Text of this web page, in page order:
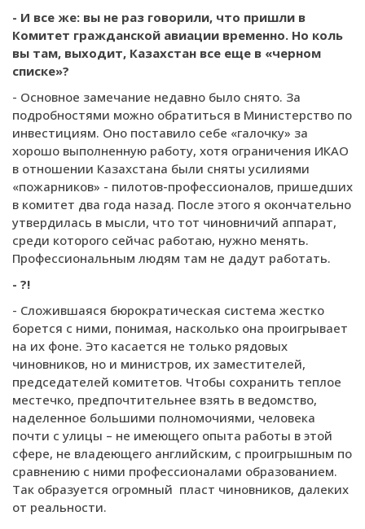
- И все же: вы не раз говорили, что пришли в
Комитет гражданской авиации временно. Но коль
вы там, выходит, Казахстан все еще в «черном
списке»?
- Основное замечание недавно было снято. За
подробностями можно обратиться в Министерство по
инвестициям. Оно поставило себе «галочку» за
хорошо выполненную работу, хотя ограничения ИКАО
в отношении Казахстана были сняты усилиями
«пожарников» - пилотов-профессионалов, пришедших
в комитет два года назад. После этого я окончательно
утвердилась в мысли, что тот чиновничий аппарат,
среди которого сейчас работаю, нужно менять.
Профессиональным людям там не дадут работать.
- ?!
- Сложившаяся бюрократическая система жестко
борется с ними, понимая, насколько она проигрывает
на их фоне. Это касается не только рядовых
чиновников, но и министров, их заместителей,
председателей комитетов. Чтобы сохранить теплое
местечко, предпочтительнее взять в ведомство,
наделенное большими полномочиями, человека
почти с улицы – не имеющего опыта работы в этой
сфере, не владеющего английским, с проигрышным по
сравнению с ними профессионалами образованием.
Так образуется огромный пласт чиновников, далеких
от реальности.